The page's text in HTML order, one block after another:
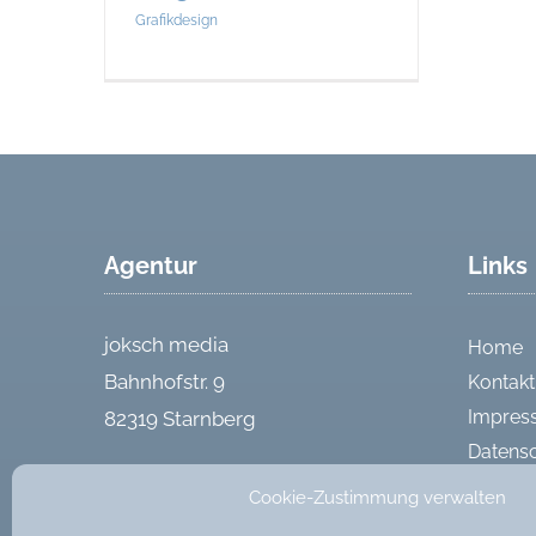
Cookie-Zustimmung verwalten
Grafikdesign
Agentur
joksch media
Bahnhofstr. 9
82319 Starnberg
Links
Home
Kontakt